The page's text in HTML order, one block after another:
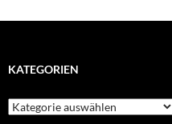
KATEGORIEN
Kategorien